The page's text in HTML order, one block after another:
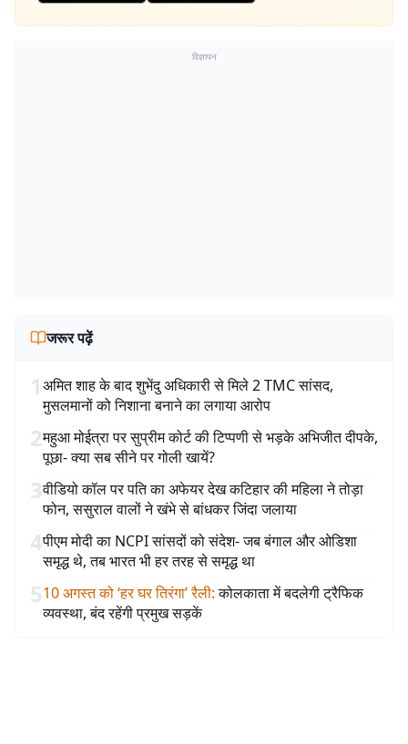
विज्ञापन
जरूर पढ़ें
1अमित शाह के बाद शुभेंदु अधिकारी से मिले 2 TMC सांसद,
मुसलमानों को निशाना बनाने का लगाया आरोप
2महुआ मोईत्रा पर सुप्रीम कोर्ट की टिप्पणी से भड़के अभिजीत दीपके,
पूछा- क्या सब सीने पर गोली खायें?
3वीडियो कॉल पर पति का अफेयर देख कटिहार की महिला ने तोड़ा
फोन, ससुराल वालों ने खंभे से बांधकर जिंदा जलाया
4पीएम मोदी का NCPI सांसदों को संदेश- जब बंगाल और ओडिशा
समृद्ध थे, तब भारत भी हर तरह से समृद्ध था
510 अगस्त को ‘हर घर तिरंगा’ रैली: कोलकाता में बदलेगी ट्रैफिक
व्यवस्था, बंद रहेंगी प्रमुख सड़कें